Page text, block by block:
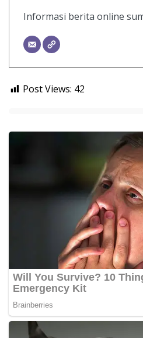
Informasi berita online
Post Views: 42